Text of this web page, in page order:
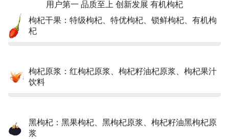
用户第一 品质至上 创新发展 有机枸杞
枸杞干果：特级枸杞、特优枸杞、锁鲜枸杞、有机枸
杞
枸杞原浆：红枸杞原浆、枸杞籽油杞原浆、枸杞果汁
饮料
黑枸杞：黑果枸杞、黑枸杞原浆、枸杞籽油黑枸杞原
浆